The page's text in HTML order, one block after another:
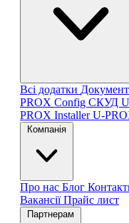
Всі додатки
PROX Config СКУД
PROX InstallerU-
Компанія
Про нас Блог
ВакансіїПрайс лист
Партнерам